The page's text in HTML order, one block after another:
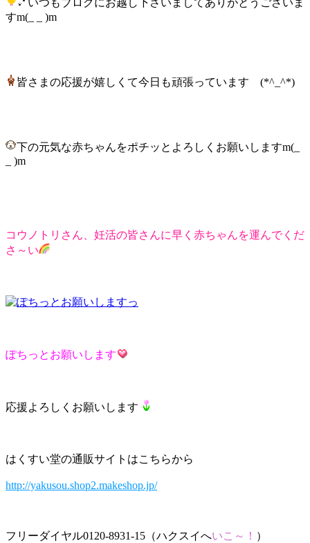
すm(_ _ )m
皆さまの応援が嬉しくて今日も頑張っています (*^_^*)
下の元気な赤ちゃんをポチッとよろしくお願いしますm(_
_ )m
コウノトリさん、妊活の皆さんに早く赤ちゃんを運んでくだ
さ～い
ぽちっとお願いします
応援よろしくお願いします
はくすい堂の通販サイトはこちらから
http://yakusou.shop2.makeshop.jp/
フリーダイヤル0120-8931-15（ハクスイへいこ～！ ）